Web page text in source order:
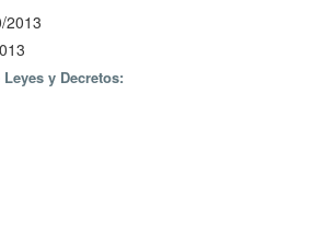
2013
y Decretos: